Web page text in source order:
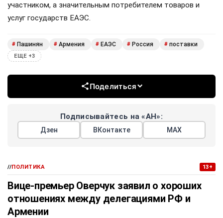
участником, а значительным потребителем товаров и
услуг государств ЕАЭС.
# Пашинян # Армения # ЕАЭС # Россия # поставки
ЕЩЕ +3
Поделиться
Подписывайтесь на «АН»:
Дзен ВКонтакте МАХ
//ПОЛИТИКА 13+
Вице-премьер Оверчук заявил о хороших
отношениях между делегациями РФ и
Армении